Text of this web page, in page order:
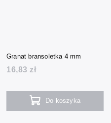
Granat bransoletka 4 mm
16,83 zł
Do koszyka